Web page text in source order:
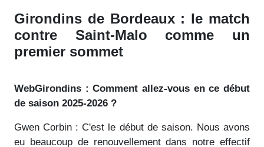
Girondins de Bordeaux : le match
contre Saint-Malo comme un
premier sommet
WebGirondins : Comment allez-vous en ce début
de saison 2025-2026 ?
Gwen Corbin : C'est le début de saison. Nous avons
eu beaucoup de renouvellement dans notre effectif